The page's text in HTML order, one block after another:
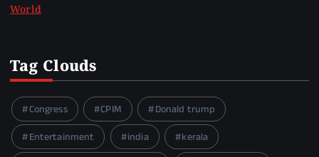
World
Tag Clouds
Congress CPIM
Donald trump
Entertainment
india
kerala